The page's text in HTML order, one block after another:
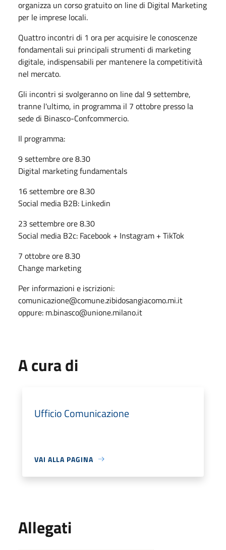
organizza un corso gratuito on line di Digital Marketing
per le imprese locali.
Quattro incontri di 1 ora per acquisire le conoscenze
fondamentali sui principali strumenti di marketing
digitale, indispensabili per mantenere la competitività
nel mercato.
Gli incontri si svolgeranno on line dal 9 settembre,
tranne l'ultimo, in programma il 7 ottobre presso la
sede di Binasco-Confcommercio.
Il programma:
9 settembre ore 8.30
Digital marketing fundamentals
16 settembre ore 8.30
Social media B2B: Linkedin
23 settembre ore 8.30
Social media B2c: Facebook + Instagram + TikTok
7 ottobre ore 8.30
Change marketing
Per informazioni e iscrizioni:
comunicazione@comune.zibidosangiacomo.mi.it
oppure: m.binasco@unione.milano.it
A cura di
Ufficio Comunicazione
VAI ALLA PAGINA
Allegati